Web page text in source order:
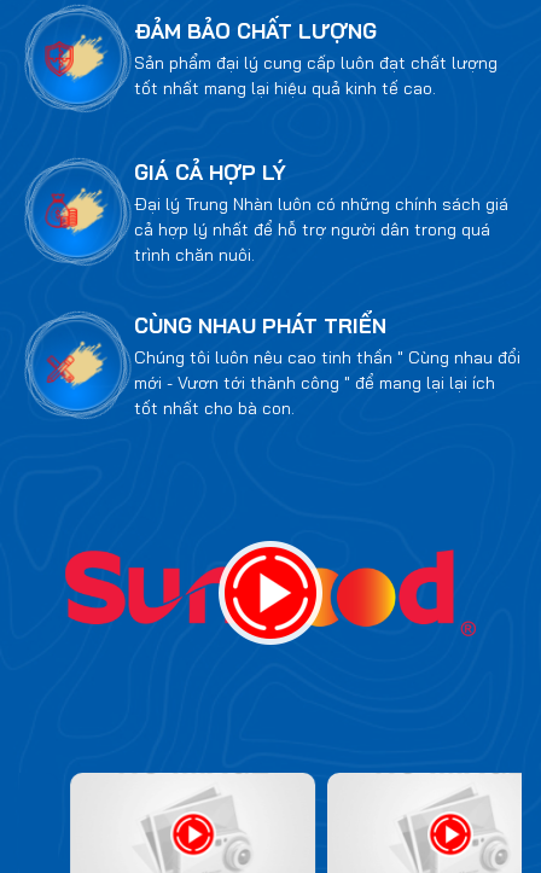
ĐẢM BẢO CHẤT LƯỢNG
Sản phẩm đại lý cung cấp luôn đạt chất lượng
tốt nhất mang lại hiệu quả kinh tế cao.
GIÁ CẢ HỢP LÝ
Đại lý Trung Nhàn luôn có những chính sách giá
cả hợp lý nhất để hỗ trợ người dân trong quá
trình chăn nuôi.
CÙNG NHAU PHÁT TRIỂN
Chúng tôi luôn nêu cao tinh thần " Cùng nhau đổi
mới - Vươn tới thành công " để mang lại lại ích
tốt nhất cho bà con.